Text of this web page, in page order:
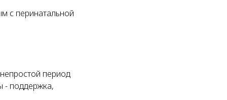
с перинатальной
период
- поддержка,